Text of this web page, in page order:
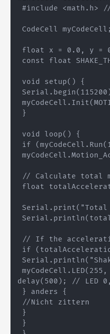
#include <math.h>
CodeCell myCodeCell;
float x = 0.0, y =
const float
void setup() {
}
void loop() {
if
// Calculate total
float
Serial.print("Total
// If the
if (totalAcceleration
delay(500); // LED
} anders {
//Nicht zittern
}
}